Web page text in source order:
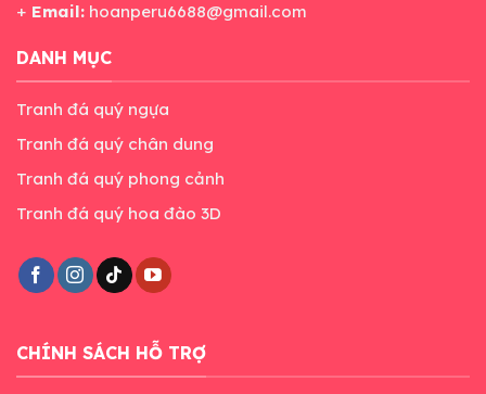
+ Email: hoanperu6688@gmail.com
DANH MỤC
Tranh đá quý ngựa
Tranh đá quý chân dung
Tranh đá quý phong cảnh
Tranh đá quý hoa đào 3D
CHÍNH SÁCH HỖ TRỢ